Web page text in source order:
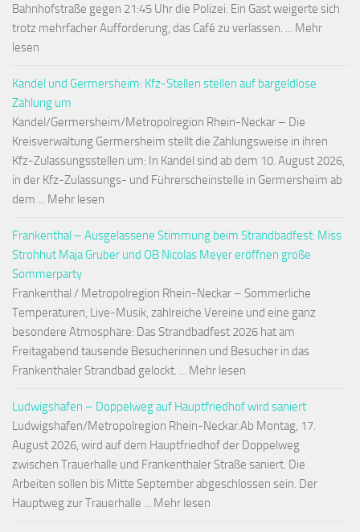
Bahnhofstraße gegen 21:45 Uhr die Polizei. Ein Gast weigerte sich
trotz mehrfacher Aufforderung, das Café zu verlassen. ... Mehr
lesen
Kandel und Germersheim: Kfz-Stellen stellen auf bargeldlose
Zahlung um
Kandel/Germersheim/Metropolregion Rhein-Neckar – Die
Kreisverwaltung Germersheim stellt die Zahlungsweise in ihren
Kfz-Zulassungsstellen um: In Kandel sind ab dem 10. August 2026,
in der Kfz-Zulassungs- und Führerscheinstelle in Germersheim ab
dem ... Mehr lesen
Frankenthal – Ausgelassene Stimmung beim Strandbadfest: Miss
Strohhut Maja Gruber und OB Nicolas Meyer eröffnen große
Sommerparty
Frankenthal / Metropolregion Rhein-Neckar – Sommerliche
Temperaturen, Live-Musik, zahlreiche Vereine und eine ganz
besondere Atmosphäre: Das Strandbadfest 2026 hat am
Freitagabend tausende Besucherinnen und Besucher in das
Frankenthaler Strandbad gelockt. ... Mehr lesen
Ludwigshafen – Doppelweg auf Hauptfriedhof wird saniert
Ludwigshafen/Metropolregion Rhein-Neckar.Ab Montag, 17.
August 2026, wird auf dem Hauptfriedhof der Doppelweg
zwischen Trauerhalle und Frankenthaler Straße saniert. Die
Arbeiten sollen bis Mitte September abgeschlossen sein. Der
Hauptweg zur Trauerhalle ... Mehr lesen